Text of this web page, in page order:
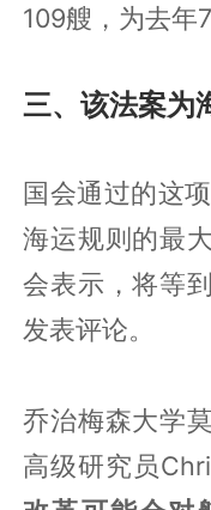
109艘，为去年
三、该法案为
国会通过的这
海运规则的最
会表示，将等
发表评论。
乔治梅森大学
高级研究员